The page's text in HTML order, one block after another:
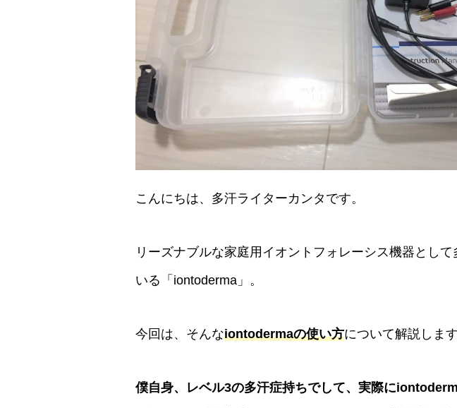
こんにちは、多汗ライターカンタです。
リーズナブルな家庭用イオントフォレーシス機器とし
いる「iontoderma」。
今回は、そんなiontodermaの使い方について解説します
僕自身、レベル3の多汗症持ちでして、実際に